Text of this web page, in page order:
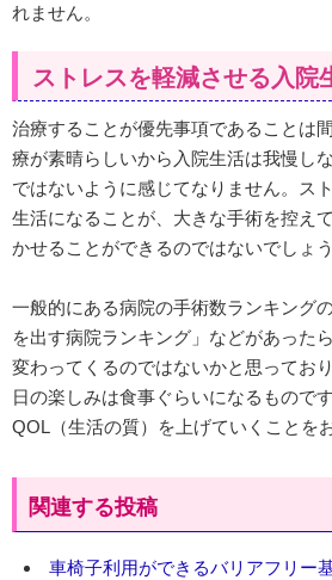
れません。
ストレスを軽減させる入院
治療することが優先事項であることは
療が素晴らしいから入院生活は我慢し
ではないように感じてなりません。ス
生活になることが、大きな手術を控え
かせることができるのではないでしょう
一般的にある病院の手術数ランキング
を出す病院ランキング」などがあった
変わってくるのではないかと思ってお
日の楽しみは食事ぐらいになるもので
QOL（生活の質）を上げていくことを
関連する投稿
車椅子利用ができるバリアフリー